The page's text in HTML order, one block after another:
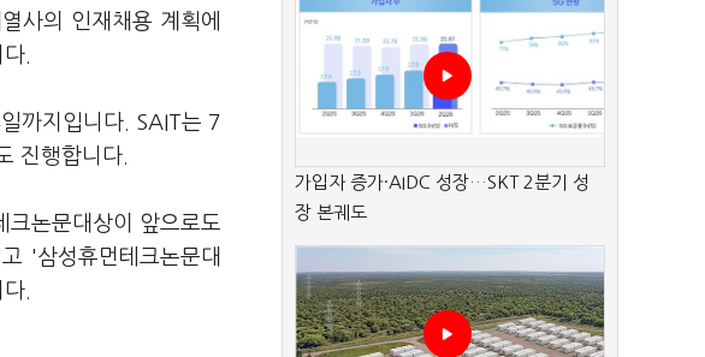
사의 인재채용 계획에
.
까지입니다. SAIT는 7
진행합니다.
논문대상이 앞으로도
'삼성휴먼테크논문대
.
가입자 증가·AIDC 성장…SKT 2분기 성
장 본궤도